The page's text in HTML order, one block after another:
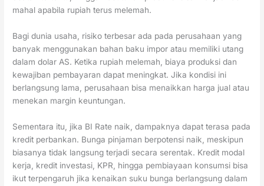
mahal apabila rupiah terus melemah.
Bagi dunia usaha, risiko terbesar ada pada perusahaan yang
banyak menggunakan bahan baku impor atau memiliki utang
dalam dolar AS. Ketika rupiah melemah, biaya produksi dan
kewajiban pembayaran dapat meningkat. Jika kondisi ini
berlangsung lama, perusahaan bisa menaikkan harga jual atau
menekan margin keuntungan.
Sementara itu, jika BI Rate naik, dampaknya dapat terasa pada
kredit perbankan. Bunga pinjaman berpotensi naik, meskipun
biasanya tidak langsung terjadi secara serentak. Kredit modal
kerja, kredit investasi, KPR, hingga pembiayaan konsumsi bisa
ikut terpengaruh jika kenaikan suku bunga berlangsung dalam